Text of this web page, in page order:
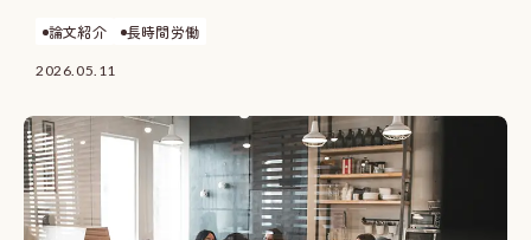
論文紹介 長時間労働
2026.05.11